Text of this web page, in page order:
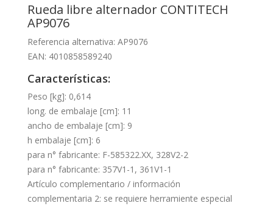
Rueda libre alternador CONTITECH
AP9076
Referencia alternativa: AP9076
EAN: 4010858589240
Características:
Peso [kg]: 0,614
long. de embalaje [cm]: 11
ancho de embalaje [cm]: 9
h embalaje [cm]: 6
para n° fabricante: F-585322.XX, 328V2-2
para n° fabricante: 357V1-1, 361V1-1
Artículo complementario / información
complementaria 2: se requiere herramiente especial